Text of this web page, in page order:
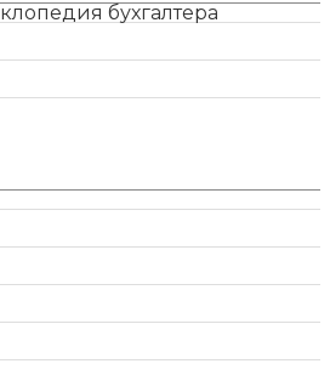
бухгалтера